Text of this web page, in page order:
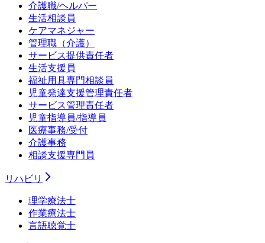
介護職/ヘルパー
生活相談員
ケアマネジャー
管理職（介護）
サービス提供責任者
生活支援員
福祉用具専門相談員
児童発達支援管理責任者
サービス管理責任者
児童指導員/指導員
医療事務/受付
介護事務
相談支援専門員
リハビリ
理学療法士
作業療法士
言語聴覚士